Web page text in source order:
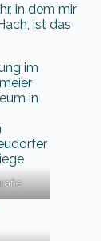
in dem mir
ist das